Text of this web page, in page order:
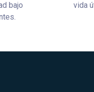
bajo
vida